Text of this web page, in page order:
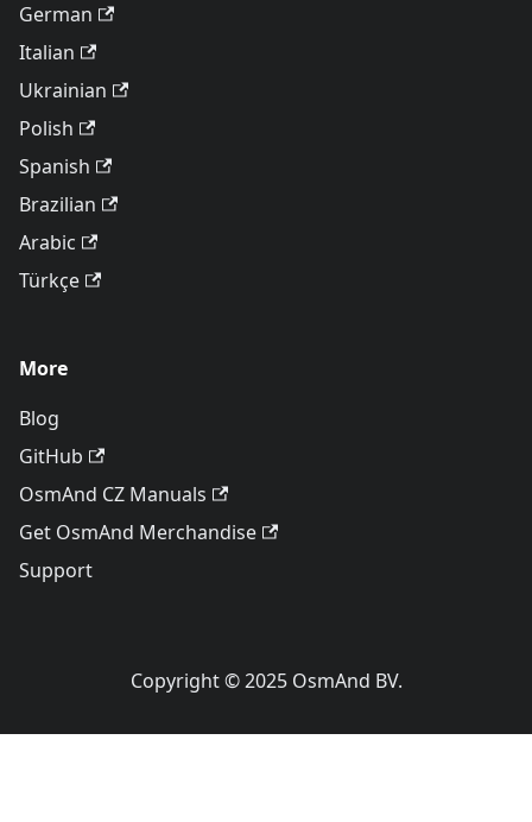
German
Italian
Ukrainian
Polish
Spanish
Brazilian
Arabic
Türkçe
More
Blog
GitHub
OsmAnd CZ Manuals
Get OsmAnd Merchandise
Support
Copyright © 2025 OsmAnd BV.